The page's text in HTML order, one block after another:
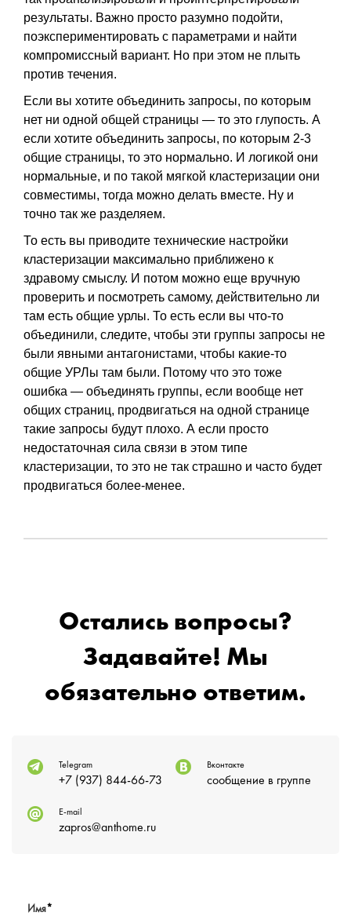
результаты. Важно просто разумно подойти,
поэкспериментировать с параметрами и найти
компромиссный вариант. Но при этом не плыть
против течения.
Если вы хотите объединить запросы, по которым
нет ни одной общей страницы — то это глупость. А
если хотите объединить запросы, по которым 2-3
общие страницы, то это нормально. И логикой они
нормальные, и по такой мягкой кластеризации они
совместимы, тогда можно делать вместе. Ну и
точно так же разделяем.
То есть вы приводите технические настройки
кластеризации максимально приближено к
здравому смыслу. И потом можно еще вручную
проверить и посмотреть самому, действительно ли
там есть общие урлы. То есть если вы что-то
объединили, следите, чтобы эти группы запросы не
были явными антагонистами, чтобы какие-то
общие УРЛы там были. Потому что это тоже
ошибка — объединять группы, если вообще нет
общих страниц, продвигаться на одной странице
такие запросы будут плохо. А если просто
недостаточная сила связи в этом типе
кластеризации, то это не так страшно и часто будет
продвигаться более-менее.
Остались вопросы?
Задавайте! Мы
обязательно ответим.
Telegram
+7 (937) 844-66-73
Вконтакте
сообщение в группе
E-mail
zapros@anthome.ru
Имя*